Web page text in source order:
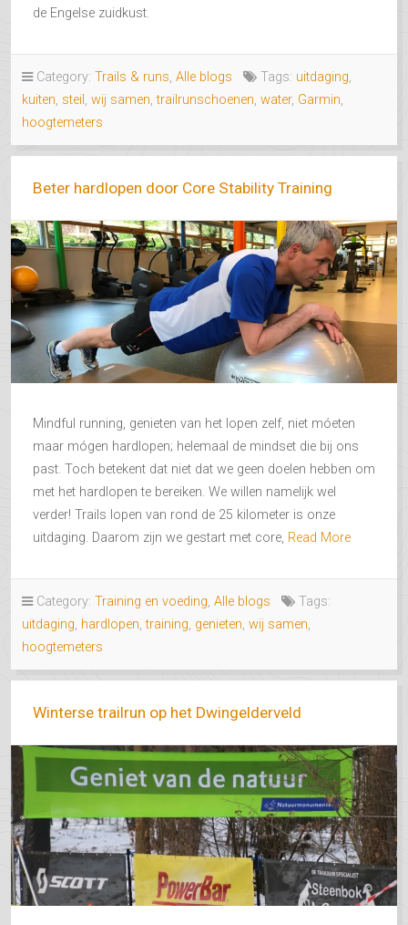
de Engelse zuidkust.
Category: Trails & runs, Alle blogs Tags: uitdaging,
kuiten, steil , wij samen,trailrunschoenen, water, Garmin,
hoogtemeters
Beter hardlopen door Core Stability Training
Mindful running, genieten van het lopen zelf, niet móeten
maar mógen hardlopen; helemaal de mindset die bij ons
past. Toch betekent dat niet dat we geen doelen hebben om
met het hardlopen te bereiken. We willen namelijk wel
verder! Trails lopen van rond de 25 kilometer is onze
uitdaging. Daarom zijn we gestart met core, Read More
Category: Training en voeding, Alle blogs
Tags:
uitdaging, hardlopen,training, genieten, wij samen,
hoogtemeters
Winterse trailrun op het Dwingelderveld